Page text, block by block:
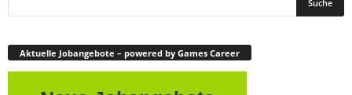
Aktuelle Jobangebote – powered by Games Career